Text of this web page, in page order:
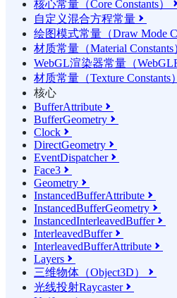
核心常量（Core Constants） 
自定义混合方程常量 
绘图模式常量（Draw Mode
材质常量（Material Constants
WebGL渲染器常量（
材质常量（Texture Constants）
核心
BufferAttribute 
BufferGeometry 
Clock 
DirectGeometry 
EventDispatcher
Face3 
Geometry 
InstancedBufferAttribute 
InstancedBufferGeometry 
InstancedInterleavedBuffer
InterleavedBuffer
InterleavedBufferAttribute 
Layers 
三维物体（Object3D） 
光线投射Raycaster